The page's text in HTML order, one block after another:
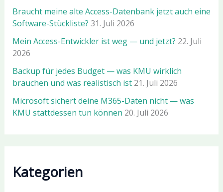
Braucht meine alte Access-Datenbank jetzt auch eine
Software-Stückliste? 31. Juli 2026
Mein Access-Entwickler ist weg — und jetzt? 22. Juli
2026
Backup für jedes Budget — was KMU wirklich
brauchen und was realistisch ist 21. Juli 2026
Microsoft sichert deine M365-Daten nicht — was
KMU stattdessen tun können 20. Juli 2026
Kategorien